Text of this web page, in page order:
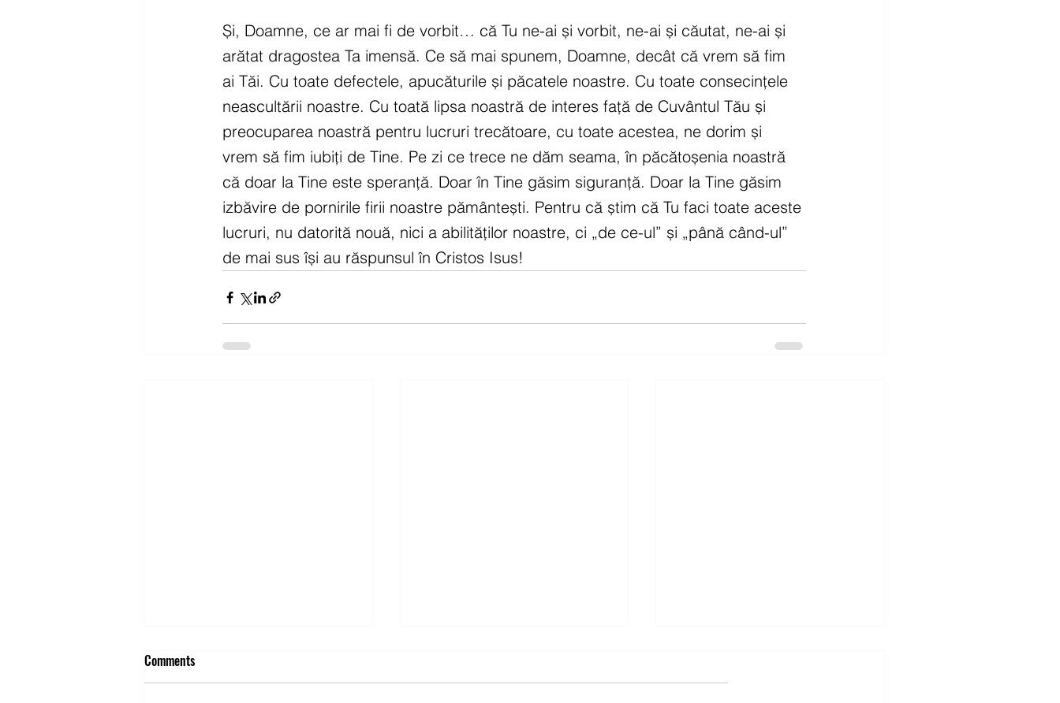
Și, Doamne, ce ar mai fi de vorbit… că Tu ne-ai și vorbit, ne-ai și căutat, ne-ai și
arătat dragostea Ta imensă. Ce să mai spunem, Doamne, decât că vrem să fim
ai Tăi. Cu toate defectele, apucăturile și păcatele noastre. Cu toate consecințele
neascultării noastre. Cu toată lipsa noastră de interes față de Cuvântul Tău și
preocuparea noastră pentru lucruri trecătoare, cu toate acestea, ne dorim și
vrem să fim iubiți de Tine. Pe zi ce trece ne dăm seama, în păcătoșenia noastră
că doar la Tine este speranță. Doar în Tine găsim siguranță. Doar la Tine găsim
izbăvire de pornirile firii noastre pământești. Pentru că știm că Tu faci toate aceste
lucruri, nu datorită nouă, nici a abilităților noastre, ci „de ce-ul” și „până când-ul”
de mai sus își au răspunsul în Cristos Isus!
Comments